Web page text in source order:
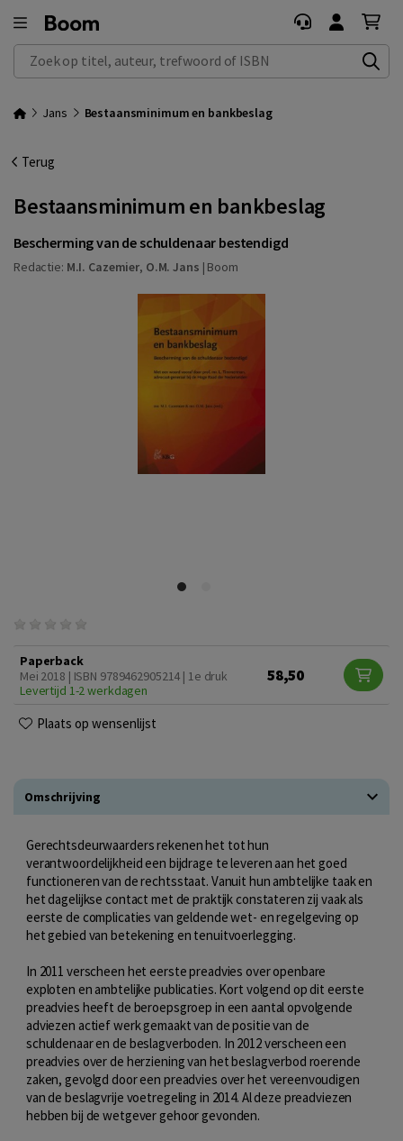
Zoek op titel, auteur, trefwoord of ISBN
Jans Bestaansminimum en bankbeslag
Terug
Bestaansminimum en bankbeslag
Bescherming van de schuldenaar bestendigd
Redactie: M.I. Cazemier, O.M. Jans | Boom
Paperback
Mei 2018 | ISBN 9789462905214 | 1e druk
Levertijd 1-2 werkdagen
58,50
Plaats op wensenlijst
Omschrijving
Gerechtsdeurwaarders rekenen het tot hun
verantwoordelijkheid een bijdrage te leveren aan het goed
functioneren van de rechtsstaat. Vanuit hun ambtelijke taak en
het dagelijkse contact met de praktijk constateren zij vaak als
eerste de complicaties van geldende wet- en regelgeving op
het gebied van betekening en tenuitvoerlegging.
In 2011 verscheen het eerste preadvies over openbare
exploten en ambtelijke publicaties. Kort volgend op dit eerste
preadvies heeft de beroepsgroep in een aantal opvolgende
adviezen actief werk gemaakt van de positie van de
schuldenaar en de beslagverboden. In 2012 verscheen een
preadvies over de herziening van het beslagverbod roerende
zaken, gevolgd door een preadvies over het vereenvoudigen
van de beslagvrije voetregeling in 2014. Al deze preadviezen
hebben bij de wetgever gehoor gevonden.